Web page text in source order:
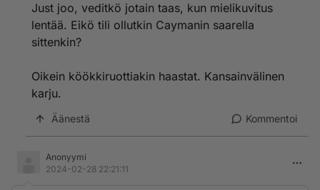
Just joo, veditkö jotain taas, kun mielikuvitus
lentää. Eikö tili ollutkin Caymanin saarella
sittenkin?
Oikein köökkiruottiakin haastat. Kansainvälinen
karju.
Äänestä Kommentoi
Anonyymi
2024-02-28 22:21:11